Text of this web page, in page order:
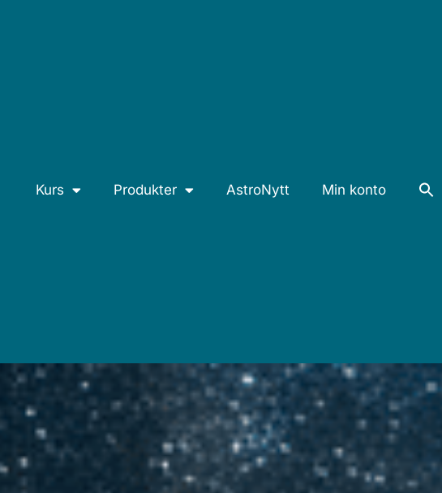
Kurs Produkter AstroNytt Min konto